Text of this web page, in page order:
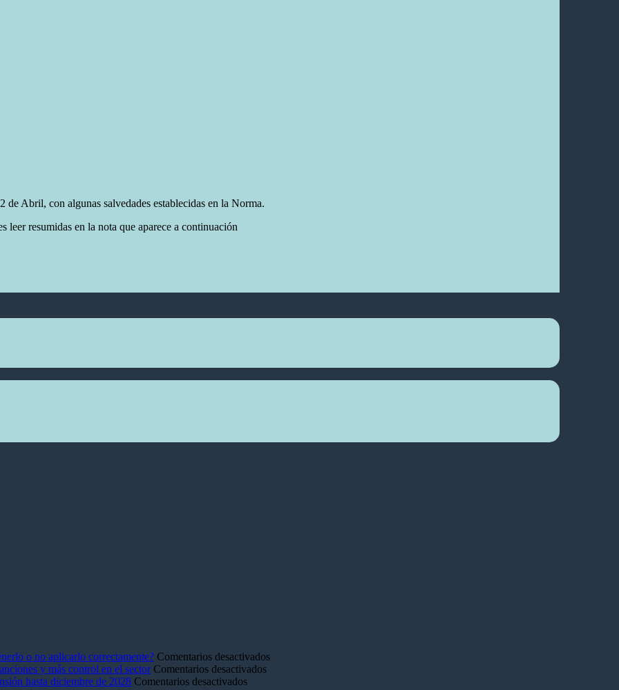
Abril, con algunas salvedades establecidas en la Norma.
leer resumidas en la nota que aparece a continuación
o no aplicarlo correctamente? Comentarios desactivadosen
y más control en el sector Comentarios desactivadosen
hasta diciembre de 2028 Comentarios desactivadosen